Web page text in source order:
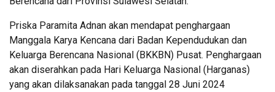
Priska Paramita Adnan akan mendapat penghargaan
Manggala Karya Kencana dari Badan Kependudukan dan
Keluarga Berencana Nasional (BKKBN) Pusat. Penghargaan
akan diserahkan pada Hari Keluarga Nasional (Harganas)
yang akan dilaksanakan pada tanggal 28 Juni 2024